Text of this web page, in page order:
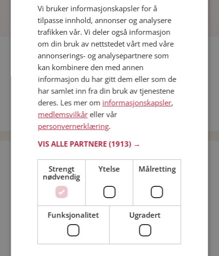
Fler single
Flere singlekvinner fra Ålesund: June Paulin,Olga,Lena
Menn fra Ålesund
Date kvinner i Norge
Date menn i Norge
Bli medlem gratis!
Jeg er en: Mann Kvinne
Min alder:
Vi bruker informasjonskapsler for å
tilpasse innhold, annonser og analysere
trafikken vår. Vi deler også informasjon
om din bruk av nettstedet vårt med våre
annonserings- og analysepartnere som
kan kombinere den med annen
informasjon du har gitt dem eller som de
har samlet inn fra din bruk av tjenestene
deres. Les mer om informasjonskapsler,
medlemsvilkåreller vår
personvernerklæring.
VIS ALLE PARTNERE(1913) →
Strengt
nødvendig
Ytelse Målretting
Funksjonalitet Ugradert